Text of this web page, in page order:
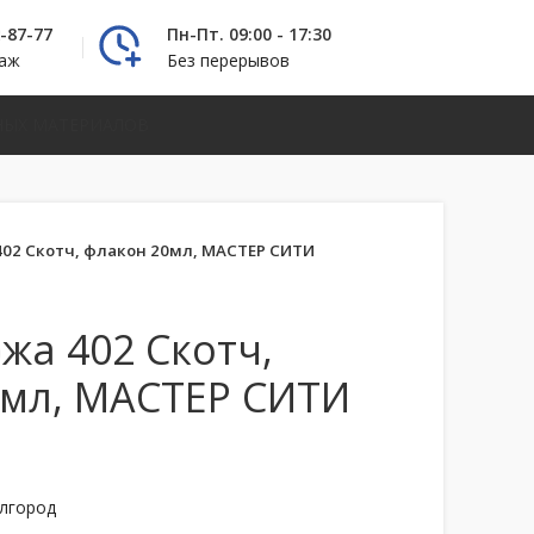
87-77
Пн-Пт. 09:00 - 17:30
Без перерывов
Скотч, флакон 20мл, МАСТЕР СИТИ
402 Скотч,
МАСТЕР СИТИ